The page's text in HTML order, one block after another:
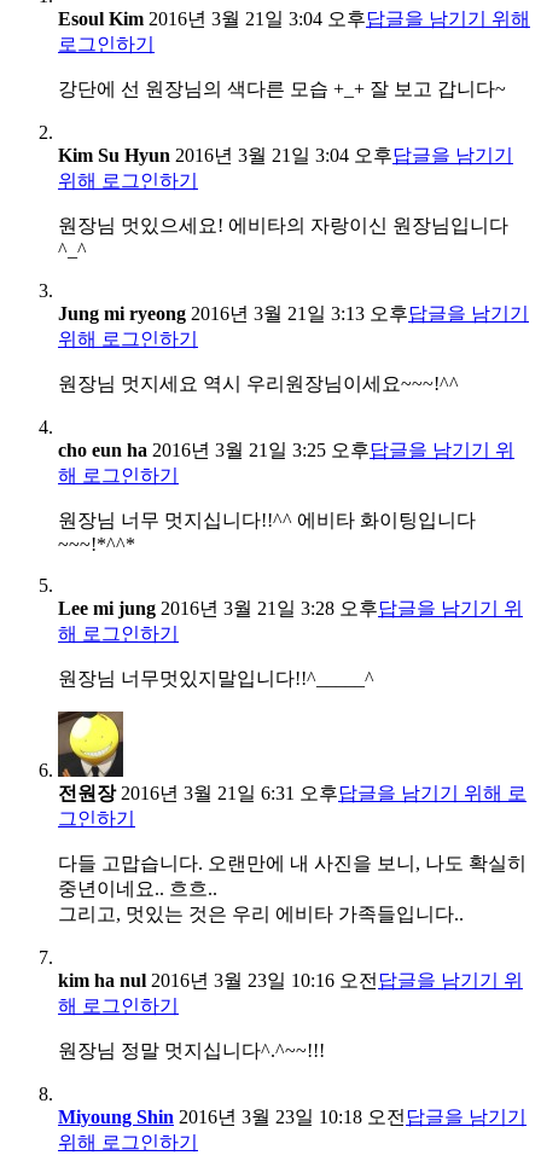
Esoul Kim 2016년 3월 21일 3:04 오후답글을 남기기 위해
로그인하기
강단에 선 원장님의 색다른 모습 +_+ 잘 보고 갑니다~
Kim Su Hyun 2016년 3월 21일 3:04 오후답글을 남기기
위해 로그인하기
원장님 멋있으세요! 에비타의 자랑이신 원장님입니다
^_^
Jung mi ryeong 2016년 3월 21일 3:13 오후답글을 남기기
위해 로그인하기
원장님 멋지세요 역시 우리원장님이세요~~~!^^
cho eun ha 2016년 3월 21일 3:25 오후답글을 남기기 위
해 로그인하기
원장님 너무 멋지십니다!!^^ 에비타 화이팅입니다
~~~!*^^*
Lee mi jung 2016년 3월 21일 3:28 오후답글을 남기기 위
해 로그인하기
원장님 너무멋있지말입니다!!^_____^
전원장2016년 3월 21일 6:31 오후답글을 남기기 위해 로
그인하기
다들 고맙습니다. 오랜만에 내 사진을 보니, 나도 확실히
중년이네요.. 흐흐..
그리고, 멋있는 것은 우리 에비타 가족들입니다..
kim ha nul 2016년 3월 23일 10:16 오전 답글을 남기기 위
해 로그인하기
원장님 정말 멋지십니다^.^~~!!!
Miyoung Shin 2016년 3월 23일 10:18 오전 답글을 남기기
위해 로그인하기